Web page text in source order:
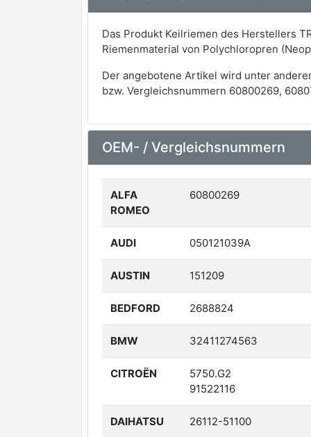
Das Produkt Keilriemen des Herstellers
Riemenmaterial von Polychloropren
Der angebotene Artikel wird unter
bzw. Vergleichsnummern 60800269,
OEM- / Vergleichsnummern
ALFA
ROMEO
60800269
AUDI 050121039A
AUSTIN 151209
BEDFORD 2688824
BMW 32411274563
CITROËN 5750.G2
91522116
DAIHATSU 26112-51100